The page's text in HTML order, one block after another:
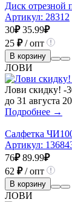
Диск отрезной
Артикул: 28312
30₽ 35.99₽
25 ₽/ опт
В корзину
ЛОВИ
Лови скидку! -
до 31 августа
Подробнее →
Салфетка
Артикул:
76₽ 89.99₽
62 ₽/ опт
В корзину
ЛОВИ